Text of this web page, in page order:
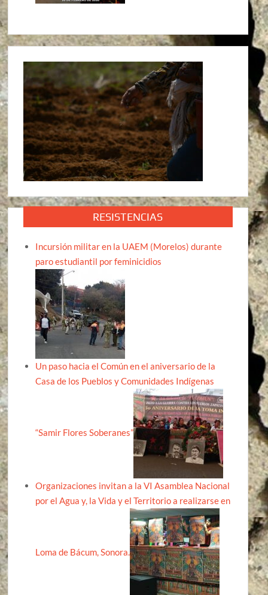
RESISTENCIAS
Incursión militar en la UAEM (Morelos) durante
paro estudiantil por feminicidios
Un paso hacia el Común en el aniversario de la
Casa de los Pueblos y Comunidades Indígenas
“Samir Flores Soberanes”
Organizaciones invitan a la VI Asamblea Nacional
por el Agua y, la Vida y el Territorio a realizarse en
Loma de Bácum, Sonora.